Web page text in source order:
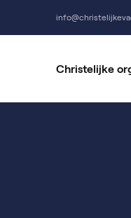
Christelijke